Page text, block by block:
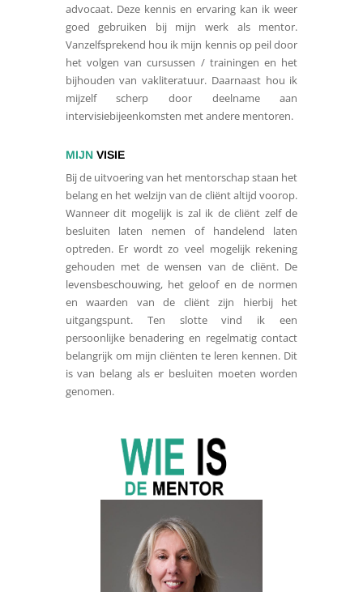
advocaat. Deze kennis en ervaring kan ik weer
goed gebruiken bij mijn werk als mentor.
Vanzelfsprekend hou ik mijn kennis op peil door
het volgen van cursussen / trainingen en het
bijhouden van vakliteratuur. Daarnaast hou ik
mijzelf scherp door deelname aan
intervisiebijeenkomsten met andere mentoren.
MIJN VISIE
Bij de uitvoering van het mentorschap staan het
belang en het welzijn van de cliënt altijd voorop.
Wanneer dit mogelijk is zal ik de cliënt zelf de
besluiten laten nemen of handelend laten
optreden. Er wordt zo veel mogelijk rekening
gehouden met de wensen van de cliënt. De
levensbeschouwing, het geloof en de normen
en waarden van de cliënt zijn hierbij het
uitgangspunt. Ten slotte vind ik een
persoonlijke benadering en regelmatig contact
belangrijk om mijn cliënten te leren kennen. Dit
is van belang als er besluiten moeten worden
genomen.